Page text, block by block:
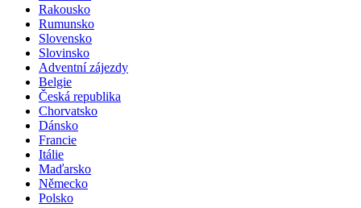
Rakousko
Rumunsko
Slovensko
Slovinsko
Adventní zájezdy
Belgie
Česká republika
Chorvatsko
Dánsko
Francie
Itálie
Maďarsko
Německo
Polsko